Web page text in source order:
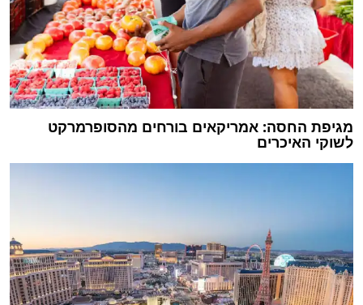
מגיפת החסה: אמריקאים בורחים מהסופרמרקט
לשוקי האיכרים